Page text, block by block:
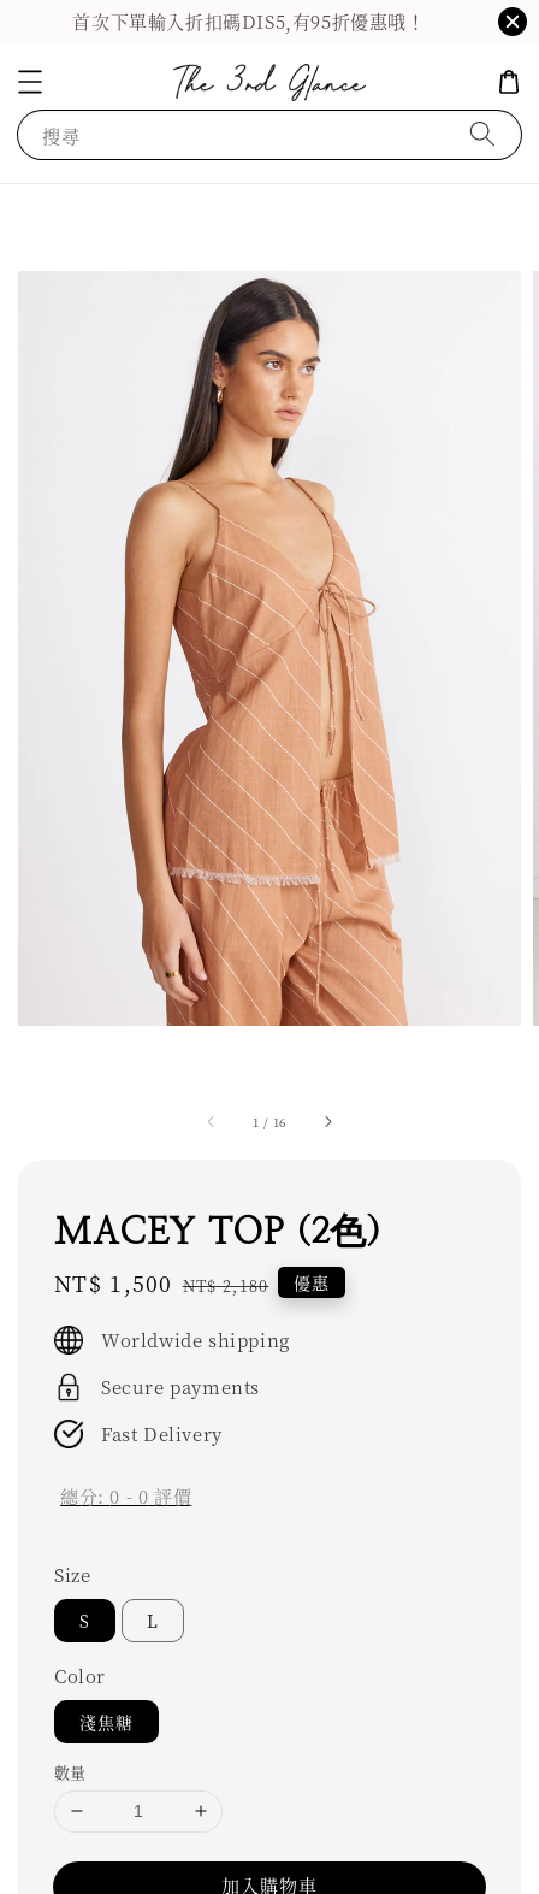
首次下單輸入折扣碼DIS5,有95折優惠哦！
搜尋
1 / 16
MACEY TOP (2色)
Sale
NT$ 1,500 Regular
NT$ 2,180 優惠
Worldwide shipping
Secure payments
Fast Delivery
總分:0 - 0 評價
Size
S L
Color
淺焦糖
數量
加入購物車